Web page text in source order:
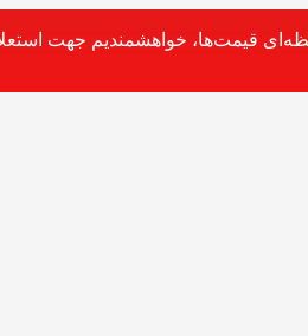
قیمت‌ها، خواهشمندیم جهت